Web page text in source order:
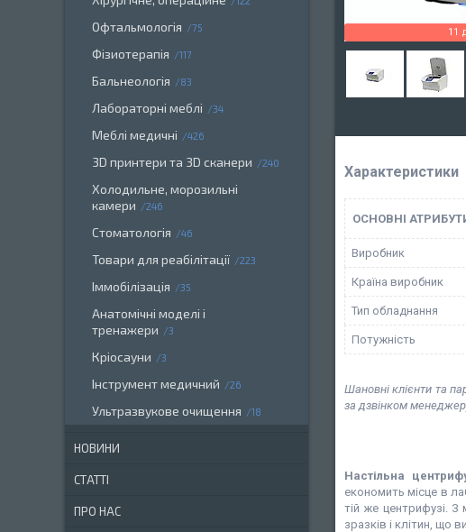
11
Характеристики
ОСНОВНІ
Виробник
Країна виробник
Тип обладнання
Потужність
Шановні клієнти та
за дзвінком
Настільна
економить місце в
тій же центрифузі.
зразків і клітин, що
Офтальмологія 75
Фізиотерапія 117
Бальнеологія 83
Лабораторні меблі 34
Меблі медичні 426
3D принтери та 3D сканери 240
Холодильне, морозильні
камери
246
Стоматологія 46
Товари для реабілітації 223
Іммобілізація 35
Анатомічні моделі і
тренажери
3
Кріосауни 3
Інструмент медичний 26
Ультразвукове очищення 18
НОВИНИ
СТАТТІ
ПРО НАС